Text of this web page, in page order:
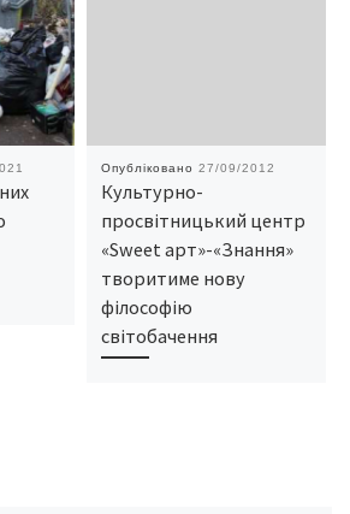
Опубліковано 27/09/2012
Культурно-
просвітницький центр
«Sweet арт»-«Знання»
творитиме нову
філософію
світобачення